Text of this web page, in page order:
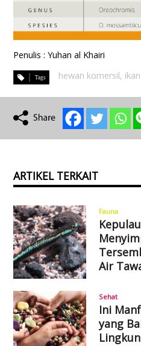
Penulis : Yuhan al Khairi
hewan komersil,
ARTIKEL TERKAIT
Fauna
Air
Sehat
Ini
yang